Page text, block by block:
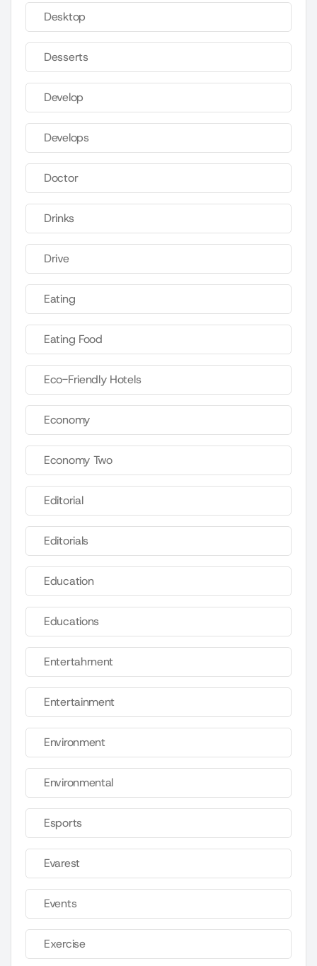
Desktop
Desserts
Develop
Develops
Doctor
Drinks
Drive
Eating
Eating Food
Eco-Friendly Hotels
Economy
Economy Two
Editorial
Editorials
Education
Educations
Entertahrnent
Entertainment
Environment
Environmental
Esports
Evarest
Events
Exercise